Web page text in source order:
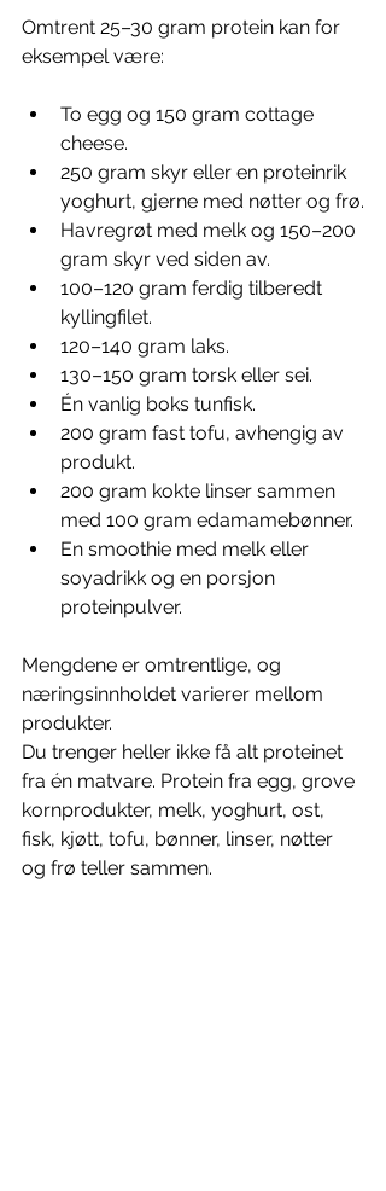
Omtrent 25–30 gram protein kan for
eksempel være:
To egg og 150 gram cottage
cheese.
250 gram skyr eller en proteinrik
yoghurt, gjerne med nøtter og frø.
Havregrøt med melk og 150–200
gram skyr ved siden av.
100–120 gram ferdig tilberedt
kyllingfilet.
120–140 gram laks.
130–150 gram torsk eller sei.
Én vanlig boks tunfisk.
200 gram fast tofu, avhengig av
produkt.
200 gram kokte linser sammen
med 100 gram edamamebønner.
En smoothie med melk eller
soyadrikk og en porsjon
proteinpulver.
Mengdene er omtrentlige, og
næringsinnholdet varierer mellom
produkter.
Du trenger heller ikke få alt proteinet
fra én matvare. Protein fra egg, grove
kornprodukter, melk, yoghurt, ost,
fisk, kjøtt, tofu, bønner, linser, nøtter
og frø teller sammen.